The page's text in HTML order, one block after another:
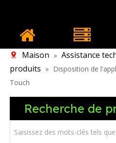
Maison » Assistance
produits » Disposition de
Touch
Recherche de